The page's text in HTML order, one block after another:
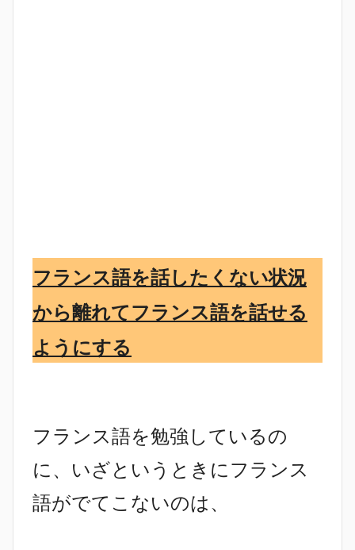
フランス語を話したくない状況
から離れてフランス語を話せる
ようにする
フランス語を勉強しているの
に、いざというときにフランス
語がでてこないのは、